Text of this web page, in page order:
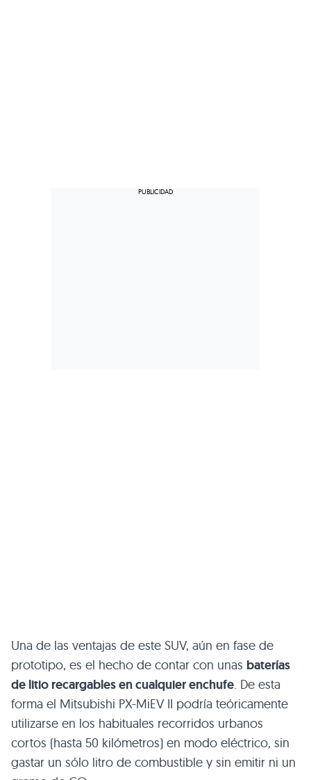
Una de las ventajas de este SUV, aún en fase de
prototipo, es el hecho de contar con unas baterías
de litio recargables en cualquier enchufe. De esta
forma el Mitsubishi PX-MiEV II podría teóricamente
utilizarse en los habituales recorridos urbanos
cortos (hasta 50 kilómetros) en modo eléctrico, sin
gastar un sólo litro de combustible y sin emitir ni un